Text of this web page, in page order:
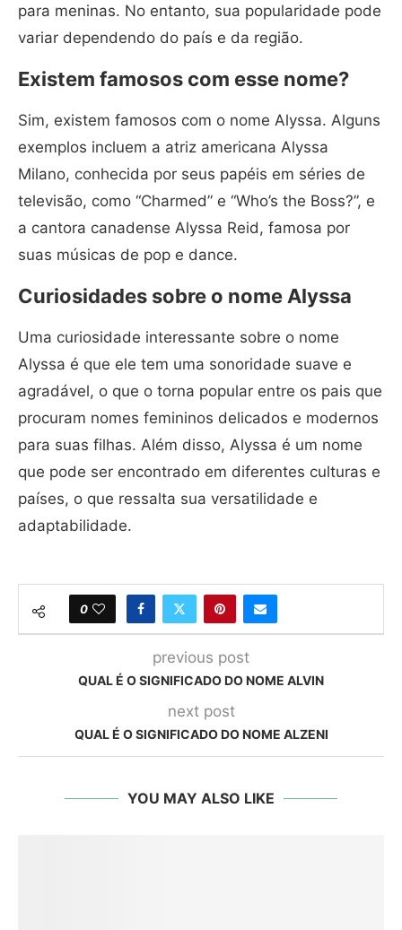
para meninas. No entanto, sua popularidade pode
variar dependendo do país e da região.
Existem famosos com esse nome?
Sim, existem famosos com o nome Alyssa. Alguns
exemplos incluem a atriz americana Alyssa
Milano, conhecida por seus papéis em séries de
televisão, como “Charmed” e “Who’s the Boss?”, e
a cantora canadense Alyssa Reid, famosa por
suas músicas de pop e dance.
Curiosidades sobre o nome Alyssa
Uma curiosidade interessante sobre o nome
Alyssa é que ele tem uma sonoridade suave e
agradável, o que o torna popular entre os pais que
procuram nomes femininos delicados e modernos
para suas filhas. Além disso, Alyssa é um nome
que pode ser encontrado em diferentes culturas e
países, o que ressalta sua versatilidade e
adaptabilidade.
0
previous post
QUAL É O SIGNIFICADO DO NOME ALVIN
next post
QUAL É O SIGNIFICADO DO NOME ALZENI
YOU MAY ALSO LIKE